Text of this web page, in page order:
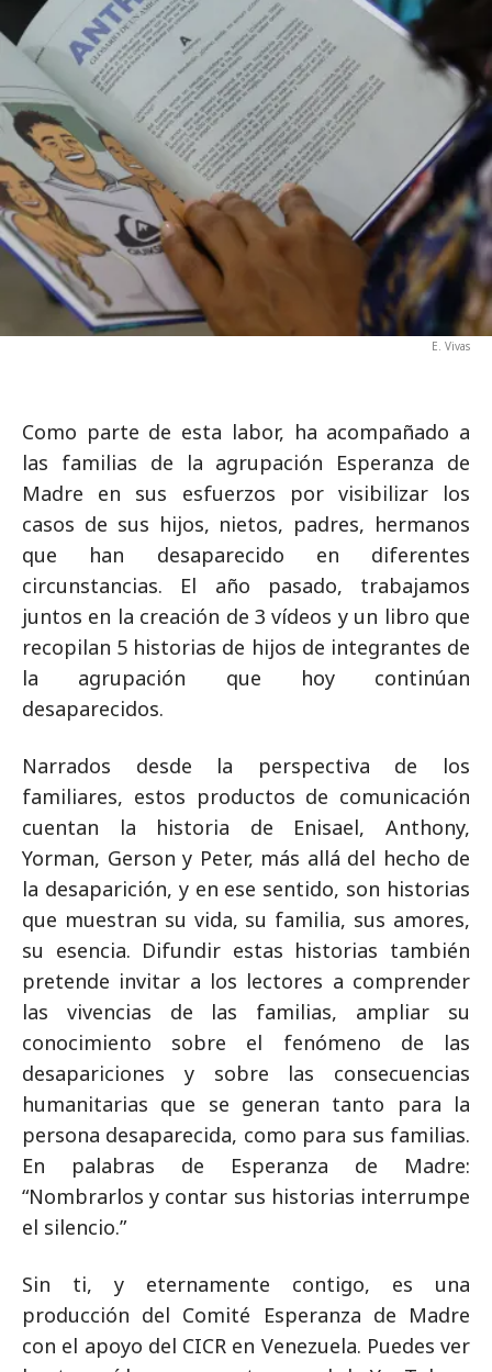
E. Vivas
Como parte de esta labor, ha acompañado a
las familias de la agrupación Esperanza de
Madre en sus esfuerzos por visibilizar los
casos de sus hijos, nietos, padres, hermanos
que han desaparecido en diferentes
circunstancias. El año pasado, trabajamos
juntos en la creación de 3 vídeos y un libro que
recopilan 5 historias de hijos de integrantes de
la agrupación que hoy continúan
desaparecidos.
Narrados desde la perspectiva de los
familiares, estos productos de comunicación
cuentan la historia de Enisael, Anthony,
Yorman, Gerson y Peter, más allá del hecho de
la desaparición, y en ese sentido, son historias
que muestran su vida, su familia, sus amores,
su esencia. Difundir estas historias también
pretende invitar a los lectores a comprender
las vivencias de las familias, ampliar su
conocimiento sobre el fenómeno de las
desapariciones y sobre las consecuencias
humanitarias que se generan tanto para la
persona desaparecida, como para sus familias.
En palabras de Esperanza de Madre:
“Nombrarlos y contar sus historias interrumpe
el silencio.”
Sin ti, y eternamente contigo, es una
producción del Comité Esperanza de Madre
con el apoyo del CICR en Venezuela. Puedes ver